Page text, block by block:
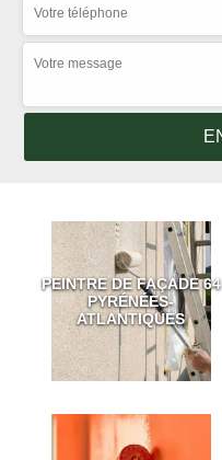
PEINTRE DE FAÇADE 64
PYRÉNÉES-
ATLANTIQUES